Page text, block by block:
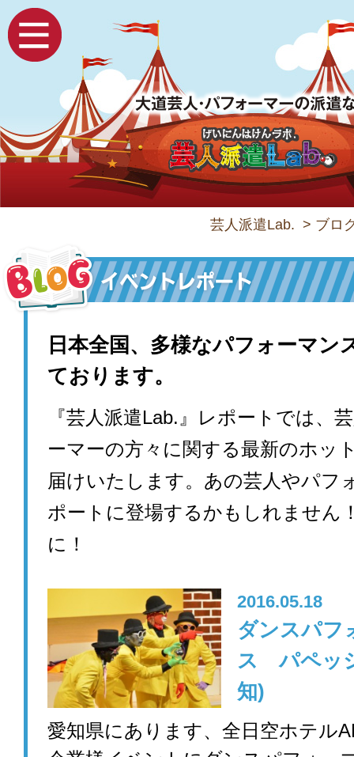
芸人派遣Lab. > ブロ
日本全国、多様なパフォーマン
ております。
『芸人派遣Lab.』レポートでは、
ーマーの方々に関する最新のホッ
届けいたします。あの芸人やパフ
ポートに登場するかもしれません
に！
2016.05.18
ダンスパフ
ス パペッ
知)
愛知県にあります、全日空ホテル